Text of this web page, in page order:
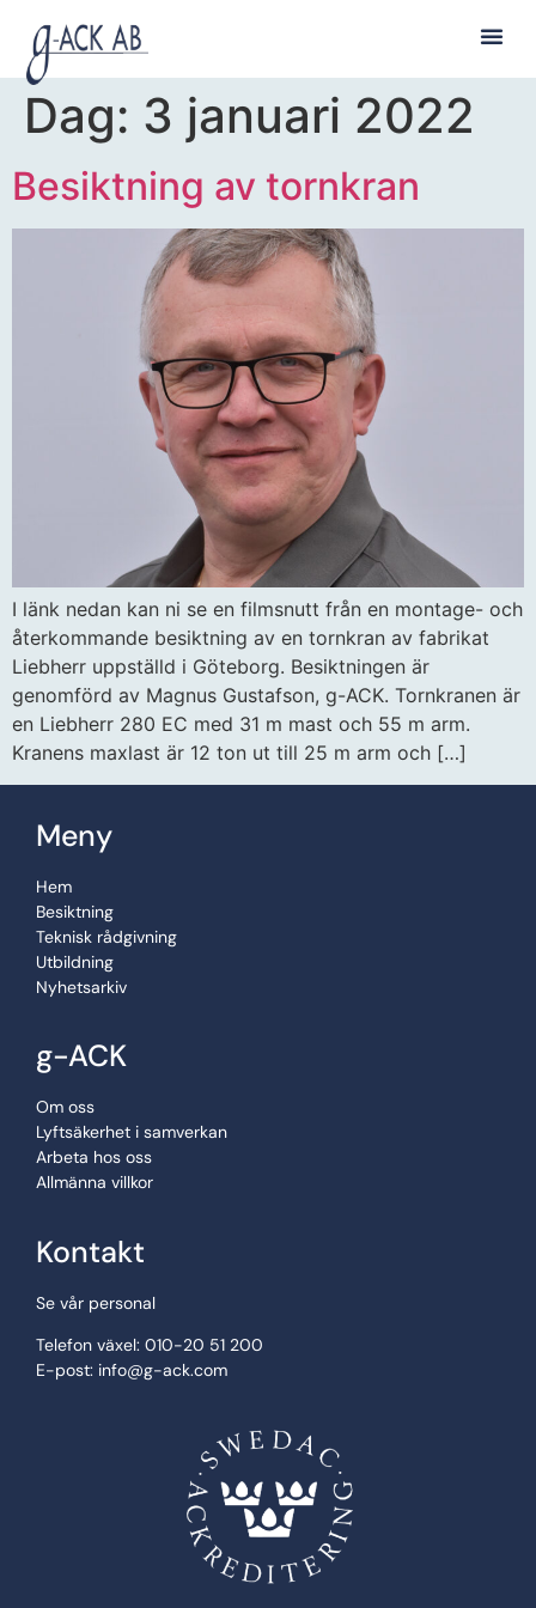
Dag: 3 januari 2022
Besiktning av tornkran
I länk nedan kan ni se en filmsnutt från en montage- och
återkommande besiktning av en tornkran av fabrikat
Liebherr uppställd i Göteborg. Besiktningen är
genomförd av Magnus Gustafson, g-ACK. Tornkranen är
en Liebherr 280 EC med 31 m mast och 55 m arm.
Kranens maxlast är 12 ton ut till 25 m arm och […]
Meny
Hem
Besiktning
Teknisk rådgivning
Utbildning
Nyhetsarkiv
g-ACK
Om oss
Lyftsäkerhet i samverkan
Arbeta hos oss
Allmänna villkor
Kontakt
Se vår personal
Telefon växel: 010-20 51 200
E-post: info@g-ack.com